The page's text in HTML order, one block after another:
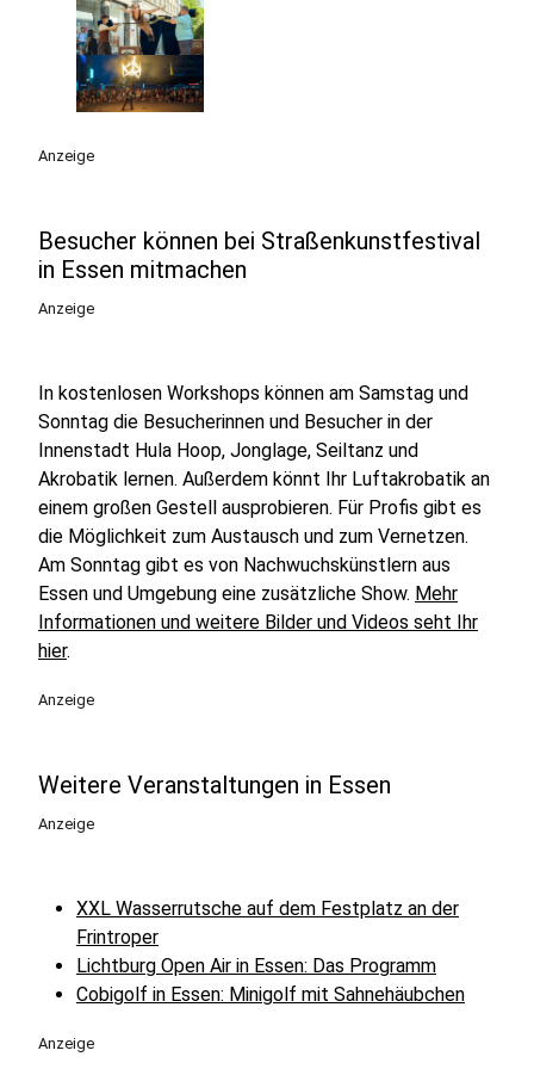
Anzeige
Besucher können bei Straßenkunstfestival
in Essen mitmachen
Anzeige
In kostenlosen Workshops können am Samstag und
Sonntag die Besucherinnen und Besucher in der
Innenstadt Hula Hoop, Jonglage, Seiltanz und
Akrobatik lernen. Außerdem könnt Ihr Luftakrobatik an
einem großen Gestell ausprobieren. Für Profis gibt es
die Möglichkeit zum Austausch und zum Vernetzen.
Am Sonntag gibt es von Nachwuchskünstlern aus
Essen und Umgebung eine zusätzliche Show. Mehr
Informationen und weitere Bilder und Videos seht Ihr
hier.
Anzeige
Weitere Veranstaltungen in Essen
Anzeige
XXL Wasserrutsche auf dem Festplatz an der
Frintroper
Lichtburg Open Air in Essen: Das Programm
Cobigolf in Essen: Minigolf mit Sahnehäubchen
Anzeige